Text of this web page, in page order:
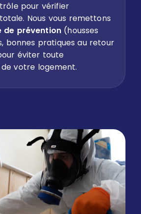
pour vérifier
Nous vous remettons
de prévention(housses
bonnes pratiques au retour
éviter toute
votre logement.